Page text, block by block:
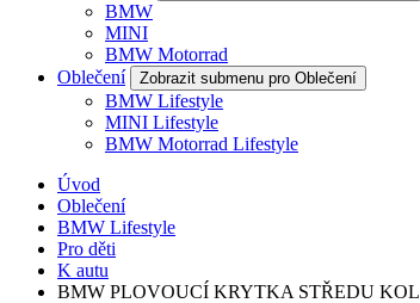
BMW
MINI
BMW Motorrad
Oblečení
Zobrazit submenu pro Oblečení
BMW Lifestyle
MINI Lifestyle
BMW Motorrad Lifestyle
Úvod
Oblečení
BMW Lifestyle
Pro děti
K autu
BMW PLOVOUCÍ KRYTKA STŘEDU KOL